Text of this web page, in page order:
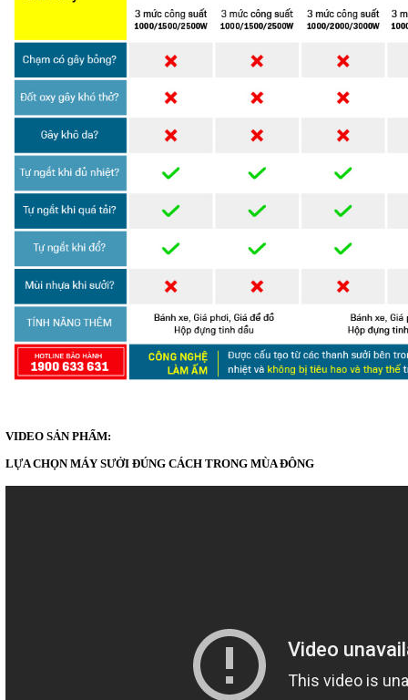
VIDEO SẢN PHẨM:
LỰA CHỌN MÁY SƯỞI ĐÚNG CÁCH TRONG MÙA ĐÔNG